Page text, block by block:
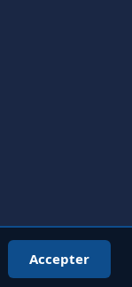
Accepter